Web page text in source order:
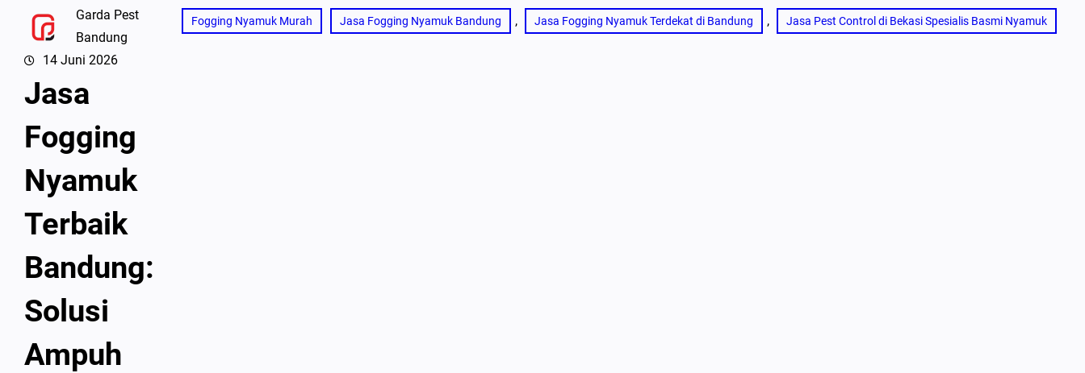
Garda Pest
Bandung
14 Juni 2026
Jasa
Fogging
Nyamuk
Terbaik
Bandung:
Solusi
Ampuh
Fogging Nyamuk Murah Jasa Fogging Nyamuk Bandung , Jasa Fogging Nyamuk Terdekat di Bandung , Jasa Pest Control di Bekasi Spesialis Basmi Nyamuk